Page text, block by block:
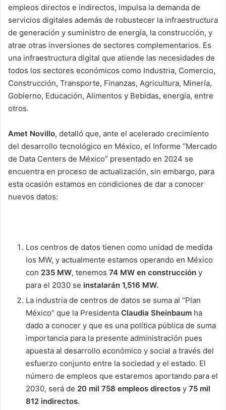
empleos directos e indirectos, impulsa la demanda de
servicios digitales además de robustecer la infraestructura
de generación y suministro de energía, la construcción, y
atrae otras inversiones de sectores complementarios. Es
una infraestructura digital que atiende las necesidades de
todos los sectores económicos como Industria, Comercio,
Construcción, Transporte, Finanzas, Agricultura, Minería,
Gobierno, Educación, Alimentos y Bebidas, energía, entre
otros.
Amet Novillo, detalló que, ante el acelerado crecimiento
del desarrollo tecnológico en México, el Informe “Mercado
de Data Centers de México” presentado en 2024 se
encuentra en proceso de actualización, sin embargo, para
esta ocasión estamos en condiciones de dar a conocer
nuevos datos:
Los centros de datos tienen como unidad de medida
los MW, y actualmente estamos operando en México
con 235 MW, tenemos 74 MW en construcción y
para el 2030 se instalarán 1,516 MW.
La industria de centros de datos se suma al “Plan
México” que la Presidenta Claudia Sheinbaum ha
dado a conocer y que es una política pública de suma
importancia para la presente administración pues
apuesta al desarrollo económico y social a través del
esfuerzo conjunto entre la sociedad y el estado. El
número de empleos que estaremos aportando para el
2030, será de 20 mil 758 empleos directos y 75 mil
812 indirectos.